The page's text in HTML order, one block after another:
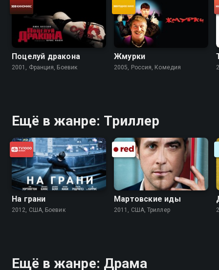
Поцелуй дракона
2001, Франция, Боевик
Жмурки
2005, Россия, Комедия
Ещё в жанре: Триллер
На грани
2012, США, Боевик
Мартовские иды
2011, США, Триллер
Ещё в жанре: Драма